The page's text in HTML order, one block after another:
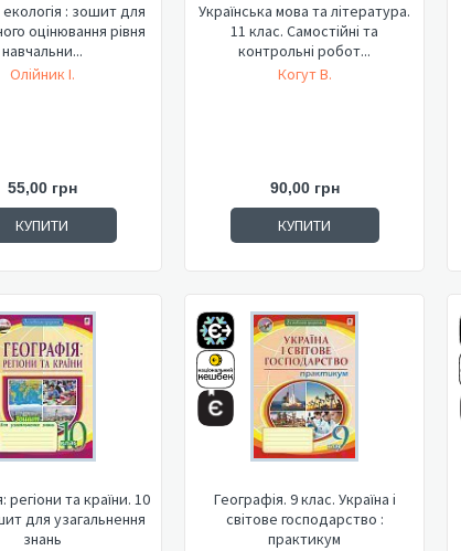
екологія : зошит для
оцінювання рівня
навчальни...
Олійник І.
55,00 грн
КУПИТИ
Українська мова та література.
11 клас. Самостійні та
контрольні робот...
Когут В.
90,00 грн
КУПИТИ
регіони та країни. 10
для узагальнення
знань
Географія. 9 клас. Україна і
світове господарство :
практикум